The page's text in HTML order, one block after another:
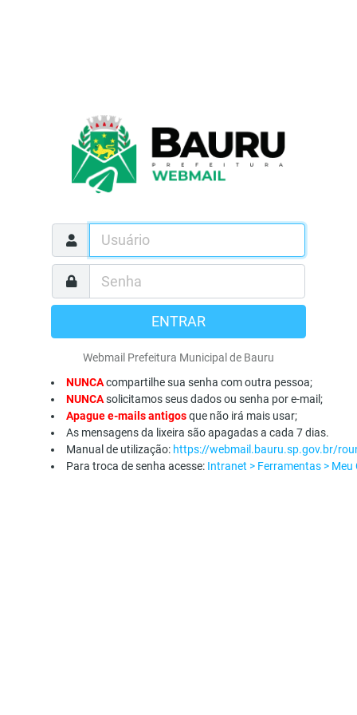
ENTRAR
Webmail Prefeitura Municipal de Bauru
NUNCAcompartilhe sua senha com outra pessoa;
NUNCAsolicitamos seus dados ou senha por e-mail;
Apague e-mails antigosque não irá mais usar;
As mensagens da lixeira são apagadas a cada 7 dias.
Manual de utilização: https://webmail.bauru.sp.gov.br/
Para troca de senha acesse: Intranet > Ferramentas >